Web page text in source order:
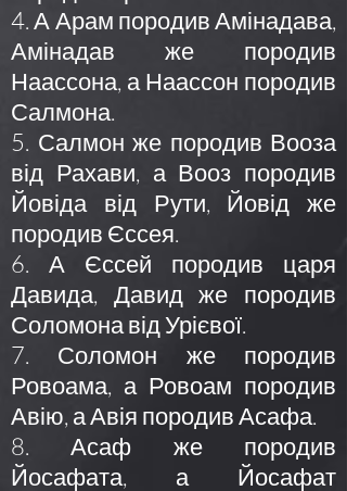
4. А Арам породив Амінадава,
Амінадав же породив
Наассона, а Наассон породив
Салмона.
5. Салмон же породив Вооза
від Рахави, а Вооз породив
Йовіда від Рути, Йовід же
породив Єссея.
6. А Єссей породив царя
Давида, Давид же породив
Соломона від Урієвої.
7. Соломон же породив
Ровоама, а Ровоам породив
Авію, а Авія породив Асафа.
8. Асаф же породив
Йосафата, а Йосафат